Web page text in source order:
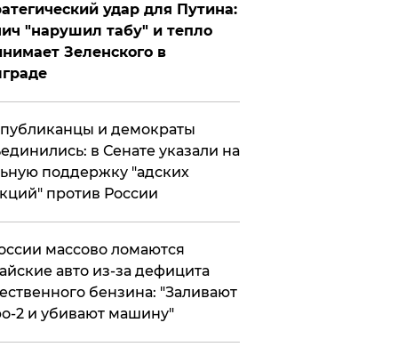
удар для Путина:
"нарушил табу" и тепло
Зеленского в
и демократы
в Сенате указали на
поддержку "адских
против России
массово ломаются
авто из-за дефицита
бензина: "Заливают
2 и убивают машину"